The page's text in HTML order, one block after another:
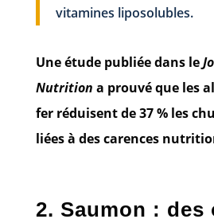
vitamines liposolubles.
Une étude publiée dans le
Nutrition a prouvé que les
fer réduisent de 37 % les
liées à des carences
2. Saumon : des